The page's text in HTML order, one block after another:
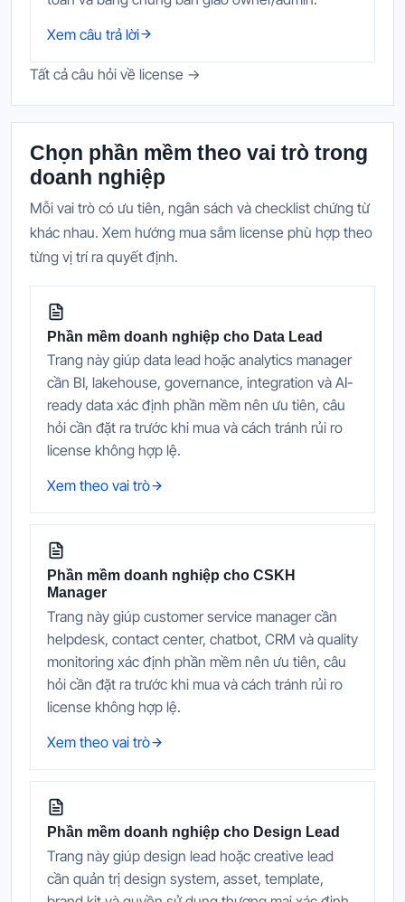
Xem câu trả lời
Tất cả câu hỏi về license →
Chọn phần mềm theo vai trò trong
doanh nghiệp
Mỗi vai trò có ưu tiên, ngân sách và checklist chứng từ
khác nhau. Xem hướng mua sắm license phù hợp theo
từng vị trí ra quyết định.
Phần mềm doanh nghiệp cho Data Lead
Trang này giúp data lead hoặc analytics manager
cần BI, lakehouse, governance, integration và AI-
ready data xác định phần mềm nên ưu tiên, câu
hỏi cần đặt ra trước khi mua và cách tránh rủi ro
license không hợp lệ.
Xem theo vai trò
Phần mềm doanh nghiệp cho CSKH
Manager
Trang này giúp customer service manager cần
helpdesk, contact center, chatbot, CRM và quality
monitoring xác định phần mềm nên ưu tiên, câu
hỏi cần đặt ra trước khi mua và cách tránh rủi ro
license không hợp lệ.
Xem theo vai trò
Phần mềm doanh nghiệp cho Design Lead
Trang này giúp design lead hoặc creative lead
cần quản trị design system, asset, template,